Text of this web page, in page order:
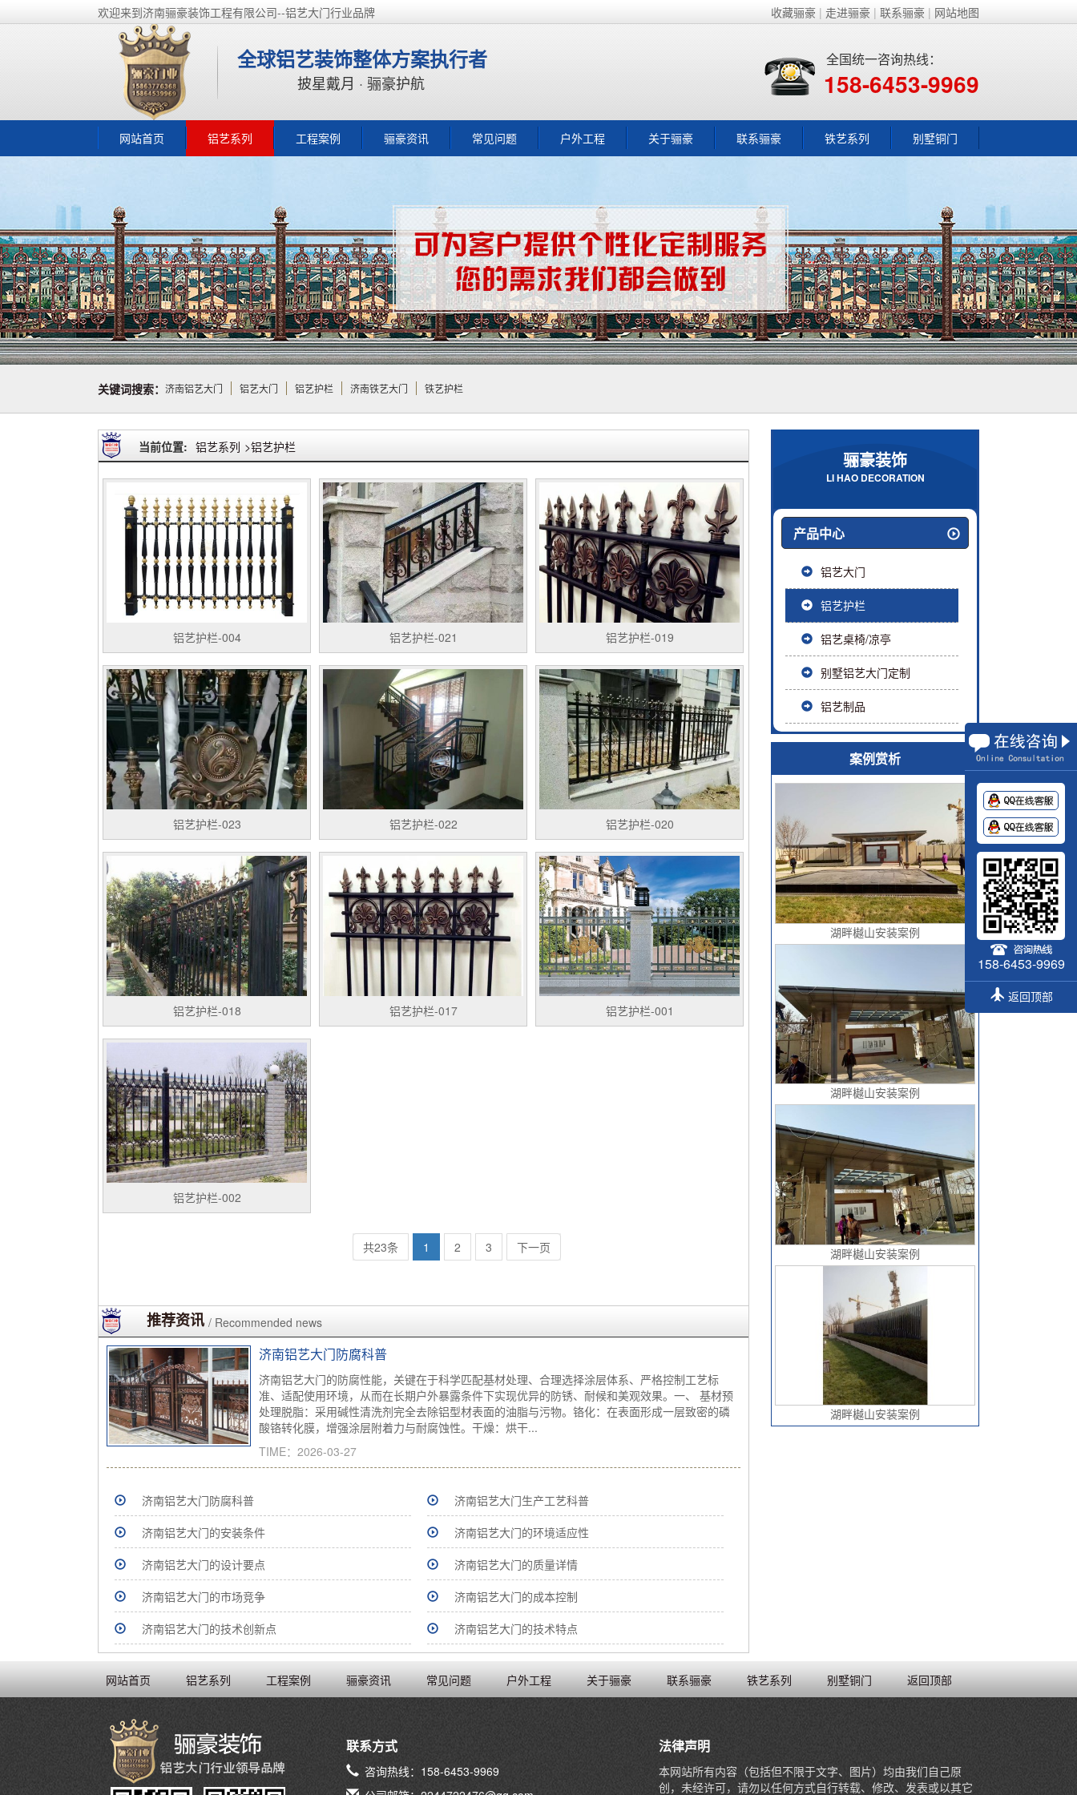
欢迎来到济南骊豪装饰工程有限公司--铝艺大门行业品牌 收藏骊豪 | 走进骊豪 | 联系骊豪 | 网站地图
全球铝艺装饰整体方案执行者
披星戴月 · 骊豪护航
全国统一咨询热线：
158-6453-9969
网站首页 铝艺系列 工程案例 骊豪资讯 常见问题 户外工程 关于骊豪 联系骊豪 铁艺系列 别墅铜门
关键词搜索： 济南铝艺大门 铝艺大门 铝艺护栏 济南铁艺大门 铁艺护栏
骊豪装饰
LI HAO DECORATION
产品中心
铝艺大门
铝艺护栏
铝艺桌椅/凉亭
别墅铝艺大门定制
铝艺制品
案例赏析
湖畔樾山安装案例
湖畔樾山安装案例
湖畔樾山安装案例
湖畔樾山安装案例
当前位置: 铝艺系列 >铝艺护栏
铝艺护栏-004 铝艺护栏-021 铝艺护栏-019
铝艺护栏-023 铝艺护栏-022 铝艺护栏-020
铝艺护栏-018 铝艺护栏-017 铝艺护栏-001
铝艺护栏-002
共23条 1 2 3 下一页
推荐资讯 / Recommended news
济南铝艺大门防腐科普
济南铝艺大门的防腐性能，关键在于科学匹配基材处理、合理选择涂层体系、严格控制工艺标
准、适配使用环境，从而在长期户外暴露条件下实现优异的防锈、耐候和美观效果。一、 基材预
处理脱脂：采用碱性清洗剂完全去除铝型材表面的油脂与污物。铬化：在表面形成一层致密的磷
酸铬转化膜，增强涂层附着力与耐腐蚀性。干燥：烘干...
TIME：2026-03-27
济南铝艺大门防腐科普
济南铝艺大门生产工艺科普
济南铝艺大门的安装条件
济南铝艺大门的环境适应性
济南铝艺大门的设计要点
济南铝艺大门的质量详情
济南铝艺大门的市场竞争
济南铝艺大门的成本控制
济南铝艺大门的技术创新点
济南铝艺大门的技术特点
网站首页 铝艺系列 工程案例 骊豪资讯 常见问题 户外工程 关于骊豪 联系骊豪 铁艺系列 别墅铜门 返回顶部
联系方式
咨询热线：158-6453-9969
法律声明
本网站所有内容（包括但不限于文字、图片）均由我们自己原
创，未经许可，请勿以任何方式自行转载、修改、发表或以其它
158-6453-9969
返回顶部